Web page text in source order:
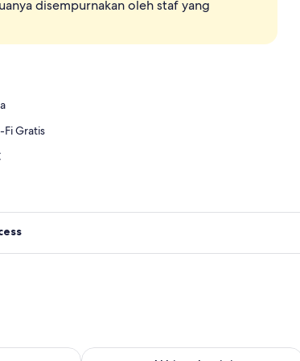
payung kolam renang dan kursi berjemur
disempurnakan oleh staf yang
Fi Gratis
besok Agu 9 - Agu 10Periksa ketersediaan untuk akhir